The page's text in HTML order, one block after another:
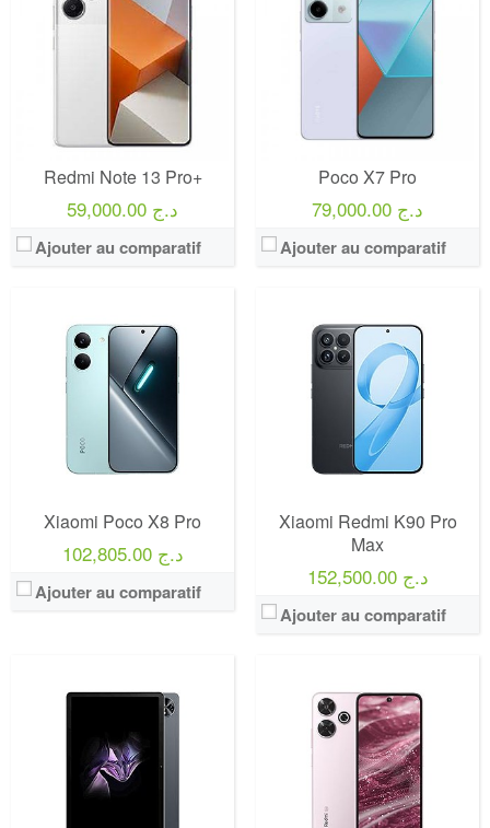
Redmi Note 13 Pro+
59,000.00 د.ج
Ajouter au comparatif
Poco X7 Pro
79,000.00 د.ج
Ajouter au comparatif
Xiaomi Poco X8 Pro
102,805.00 د.ج
Ajouter au comparatif
Xiaomi Redmi K90 Pro
Max
152,500.00 د.ج
Ajouter au comparatif